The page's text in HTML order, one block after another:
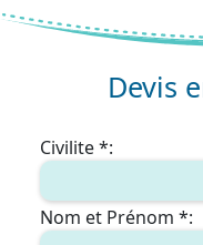
Devis
Civilite *:
Nom et Prénom *: